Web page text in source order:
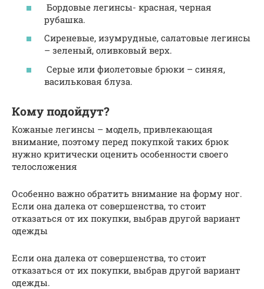
Бордовые легинсы- красная, черная
рубашка.
Сиреневые, изумрудные, салатовые легинсы
– зеленый, оливковый верх.
Серые или фиолетовые брюки – синяя,
васильковая блуза.
Кому подойдут?
Кожаные легинсы – модель, привлекающая
внимание, поэтому перед покупкой таких брюк
нужно критически оценить особенности своего
телосложения
Особенно важно обратить внимание на форму ног.
Если она далека от совершенства, то стоит
отказаться от их покупки, выбрав другой вариант
одежды
Если она далека от совершенства, то стоит
отказаться от их покупки, выбрав другой вариант
одежды.